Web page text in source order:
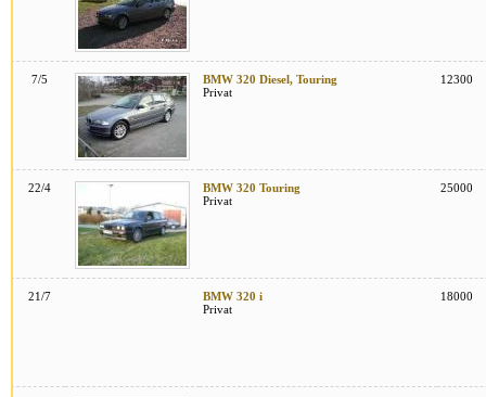
7/5
BMW 320 Diesel, Touring
Privat
12300
22/4
BMW 320 Touring
Privat
25000
21/7
BMW 320 i
Privat
18000